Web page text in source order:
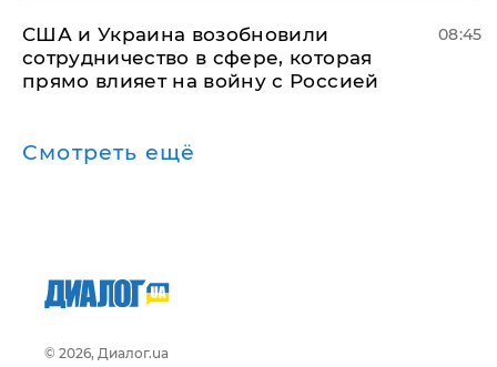
США и Украина возобновили
сотрудничество в сфере, которая
прямо влияет на войну с Россией
08:45
Смотреть ещё
© 2026, Диалог.ua